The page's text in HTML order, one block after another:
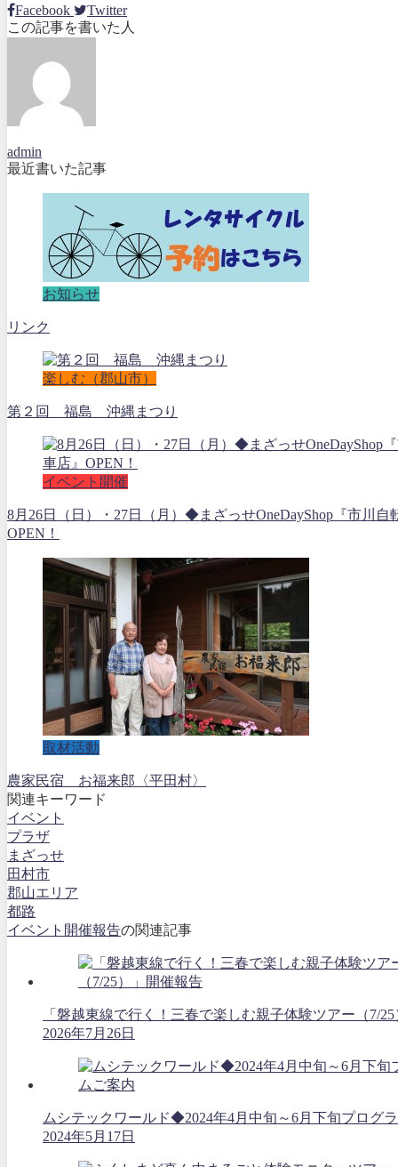
Facebook
Twitter
この記事を書いた人
admin
最近書いた記事
お知らせ
リンク
楽しむ（郡山市）
第２回 福島 沖縄まつり
イベント開催
8月26日（日）・27日（月）◆まざっせOneDayShop『市川自
OPEN！
取材活動
農家民宿 お福来郎〈平田村〉
関連キーワード
イベント
プラザ
まざっせ
田村市
郡山エリア
都路
イベント開催報告の関連記事
「磐越東線で行く！三春で楽しむ親子体験ツアー（7/
2026年7月26日
ムシテックワールド◆2024年4月中旬～6月下旬プログ
2024年5月17日